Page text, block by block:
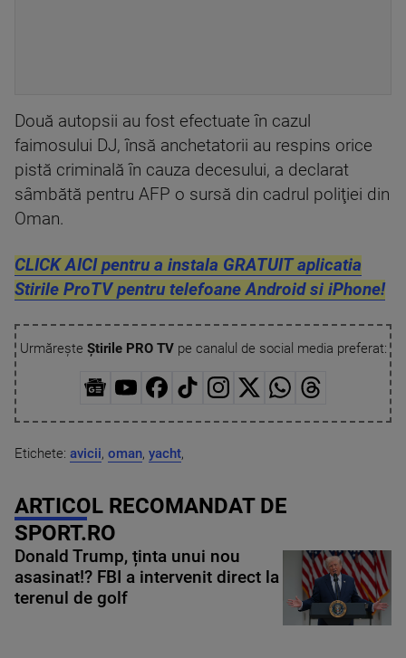
Două autopsii au fost efectuate în cazul
faimosului DJ, însă anchetatorii au respins orice
pistă criminală în cauza decesului, a declarat
sâmbătă pentru AFP o sursă din cadrul poliţiei din
Oman.
CLICK AICI pentru a instala GRATUIT aplicatia
Stirile ProTV pentru telefoane Android si iPhone!
Urmărește Știrile PRO TVpe canalul de social media preferat:
Etichete: avicii, oman, yacht,
ARTICOL RECOMANDAT DE
SPORT.RO
Donald Trump, ținta unui nou
asasinat!? FBI a intervenit direct la
terenul de golf